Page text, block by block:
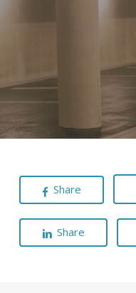
Share
Share